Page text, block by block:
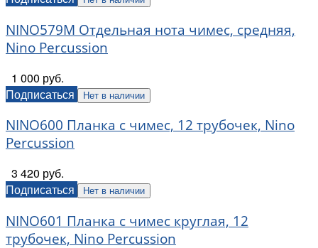
NINO579M Отдельная нота чимес, средняя,
Nino Percussion
1 000 руб.
Подписаться
Нет в наличии
NINO600 Планка с чимес, 12 трубочек, Nino
Percussion
3 420 руб.
Подписаться
Нет в наличии
NINO601 Планка с чимес круглая, 12
трубочек, Nino Percussion